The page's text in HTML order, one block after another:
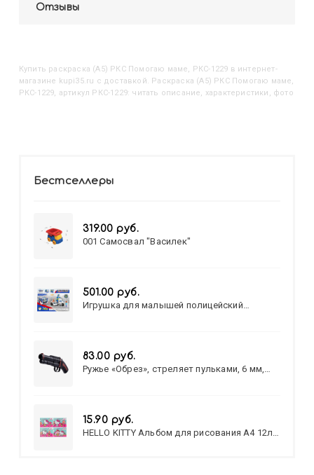
Отзывы
Купить Раскраска (А5) РКС Помогаю маме, РКС-1229 в интернет-
магазине kupi35.ru с доставкой. Раскраска (А5) РКС Помогаю маме,
РКС-1229, артикул РКС-1229: читать описание, характеристики, фото
Бестселлеры
319.00 руб.
001 Самосвал "Василек"
501.00 руб.
Игрушка для малышей полицейский
83.00 руб.
Ружье «Обрез», стреляет пульками, 6 мм,
15.90 руб.
HELLO KITTY Альбом для рисования А4 12л.